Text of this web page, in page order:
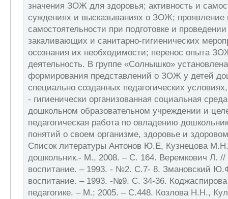
значения ЗОЖ для здоровья; активность и
суждениях и высказываниях о ЗОЖ; проявление
самостоятельности при подготовке и
закаливающих и санитарно-гигиенических
осознания их необходимости; перенос опыта
деятельность. В группе «Солнышко»
формирования представлений о ЗОЖ у детей
специально созданных педагогических
- гигиенически организованная социальная
дошкольном образовательном учреждении и
педагогическая работа по овладению
понятий о своем организме, здоровье и
Список литературы Антонов Ю.Е, Кузнецова
дошкольник.- М., 2008. – С. 164. Веремкович Л.
воспитание. – 1993. - №2. С.7- 8. Змановский
воспитание. – 1993. -№9. С. 34-36.
педагогике. – М.; 2005. – С.448. Козлова Н.Н.,